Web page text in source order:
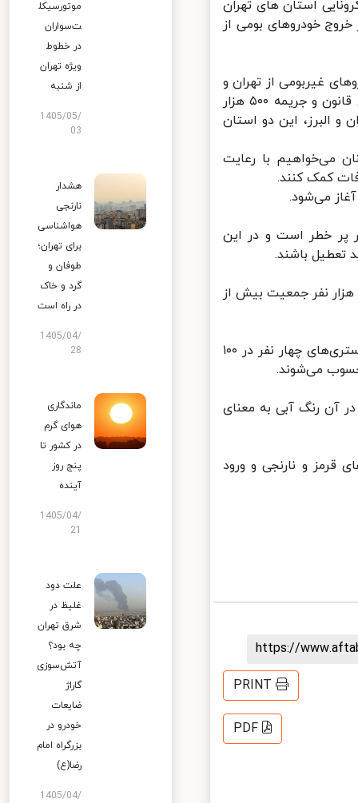
استان های تهران
خودروهای بومی از
برای خروج خودروهای غیربومی از تهران و
البرز گفت: از امروز کنترل ورود و خروج انجام می‌شود ولی از فردا به اعمال قانون و جریمه ۵۰۰ هزار
البرز، این دو استان
از هموطنان می‌خواهیم با رعایت
کمک کنند.
می‌شود.
پر خطر است و در این
باشند.
در عین حال به این معناست که تعداد موارد قطعی، به ازای ۱۰۰ هزار نفر جمعیت بیش از
پس از رنگ قرمز، رنگ‌های نارنجی، زرد و آبی قرار دارند: به این ترتیب که بستری‌های چهار نفر در ۱۰۰
اعمال شد و در آن رنگ آبی به معنای
و نارنجی و ورود
https://
PRINT
PDF
موتورسیکل
ت‌سواران
در خطوط
ویژه تهران
از شنبه
1405/05/
03
هشدار
نارنجی
هواشناسی
برای تهران؛
طوفان و
گرد و خاک
در راه است
1405/04/
28
ماندگاری
هوای گرم
در کشور تا
پنج روز
آینده
1405/04/
علت دود
غلیظ در
شرق تهران
چه بود؟
آتش‌سوزی
گاراژ
ضایعات
خودرو در
بزرگراه امام
رضا(ع)
1405/04/